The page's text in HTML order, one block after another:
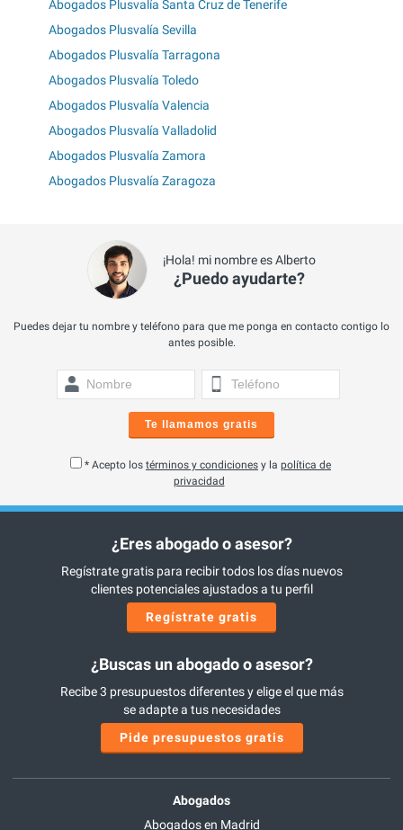
Abogados Plusvalía Santa Cruz de Tenerife
Abogados Plusvalía Sevilla
Abogados Plusvalía Tarragona
Abogados Plusvalía Toledo
Abogados Plusvalía Valencia
Abogados Plusvalía Valladolid
Abogados Plusvalía Zamora
Abogados Plusvalía Zaragoza
¡Hola! mi nombre es Alberto
¿Puedo ayudarte?
Puedes dejar tu nombre y teléfono para que me ponga en contacto contigo lo
antes posible.
Te llamamos gratis
* Acepto los términos y condiciones y la política de
privacidad
¿Eres abogado o asesor?
Regístrate gratis para recibir todos los días nuevos
clientes potenciales ajustados a tu perfil
Regístrate gratis
¿Buscas un abogado o asesor?
Recibe 3 presupuestos diferentes y elige el que más
se adapte a tus necesidades
Pide presupuestos gratis
Abogados
Abogados en Madrid